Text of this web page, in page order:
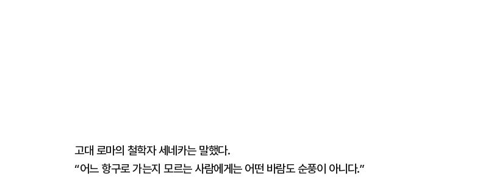
고대 로마의 철학자 세네카는 말했다.
“어느 항구로 가는지 모르는 사람에게는 어떤 바람도 순풍이 아니다.”